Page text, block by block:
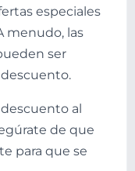
especiales
menudo, las
ser
al
de que
para que se